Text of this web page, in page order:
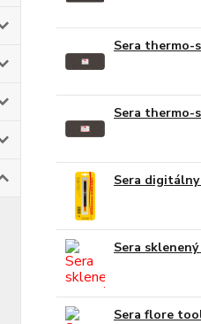
Sera thermo-
Sera thermo-
Sera
Sera
Sera flore